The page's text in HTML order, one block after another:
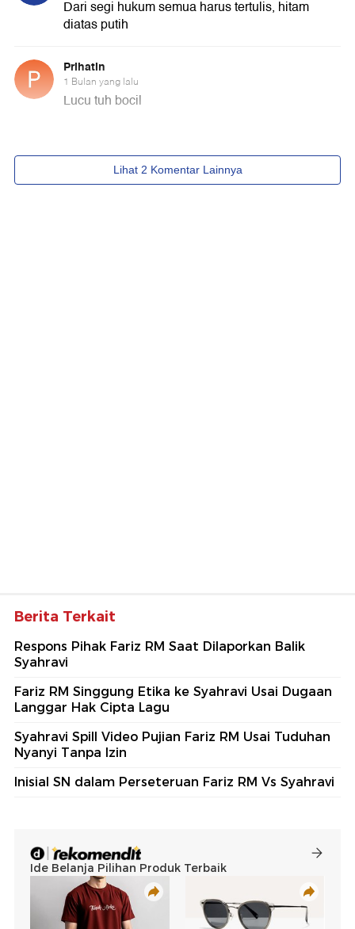
Berita Terkait
Respons Pihak Fariz RM Saat Dilaporkan Balik
Syahravi
Fariz RM Singgung Etika ke Syahravi Usai Dugaan
Langgar Hak Cipta Lagu
Syahravi Spill Video Pujian Fariz RM Usai Tuduhan
Nyanyi Tanpa Izin
Inisial SN dalam Perseteruan Fariz RM Vs Syahravi